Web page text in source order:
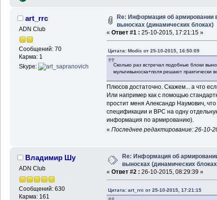
art_rrc
ADN Club
Сообщений: 70
Карма: 1
Skype:
Re: Информация об армировании
выносках (динамических блоках)
« Ответ #1 : 25-10-2015, 17:21:15 »
Цитата: Modis от 25-10-2015, 16:50:09
Сколько раз встречал подобные блоки
мультивыноска+поля решают практически
Плюсов достаточно. Скажем... а что
Или например как с помощью
простит меня Александр Наумович,
спецификации и ВРС на одну
информация по армированию).
« Последнее редактирование: 26-10-
Владимир Шу
ADN Club
Сообщений: 630
Карма: 161
Re: Информация об
выносках (динамических
« Ответ #2 : 26-10-2015, 08:29:39 »
Цитата: art_rrc от 25-10-2015, 17:21:15